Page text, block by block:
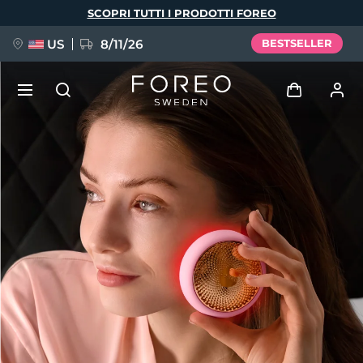
SCOPRI TUTTI I PRODOTTI FOREO
US 8/11/26 BESTSELLER
Accedi
Profilo utente
I miei dispositivi
I miei ordini
I miei indirizzi
I miei abbonamenti
NUOVO
FAQ™ Pure Beauty-Tech Elixir
BREAKING NEWS
issa™ Teeth Whitening Set
Lingua
Deutsch
Español
Français
Italiano
Português
Polski
Svenska
Русский
Türkçe
简体中文 繁體中文